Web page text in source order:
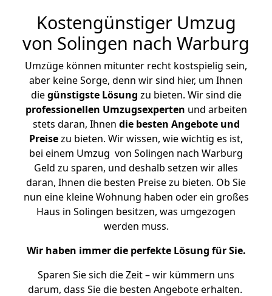
Kostengünstiger Umzug
von Solingen nach Warburg
Umzüge können mitunter recht kostspielig sein,
aber keine Sorge, denn wir sind hier, um Ihnen
diegünstigste Lösung zu bieten. Wir sind die
professionellen Umzugsexperten und arbeiten
stets daran, Ihnen die besten Angebote und
Preisezu bieten. Wir wissen, wie wichtig es ist,
bei einem Umzug von Solingen nach Warburg
Geld zu sparen, und deshalb setzen wir alles
daran, Ihnen die besten Preise zu bieten. Ob Sie
nun eine kleine Wohnung haben oder ein großes
Haus in Solingen besitzen, was umgezogen
werden muss.
Wir haben immer die perfekte Lösung für Sie.
Sparen Sie sich die Zeit – wir kümmern uns
darum, dass Sie die besten Angebote erhalten.